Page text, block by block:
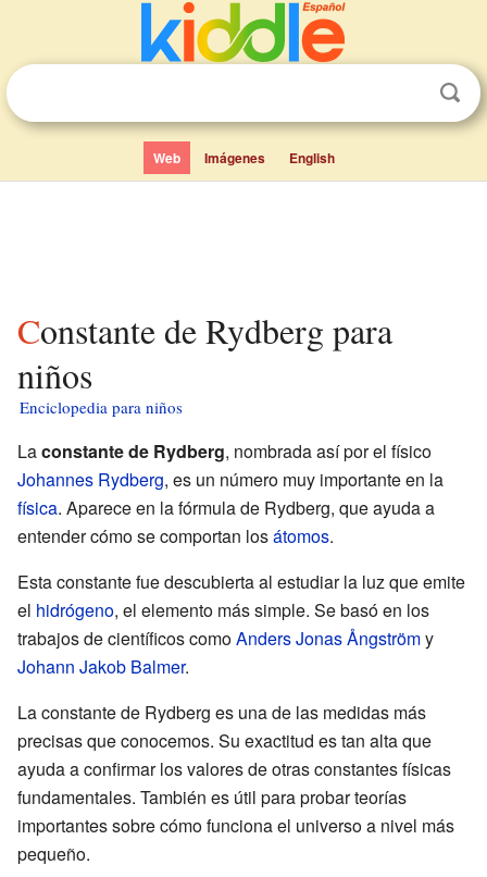
Web Imágenes English
Constante de Rydberg para
niños
Enciclopedia para niños
Laconstante de Rydberg, nombrada así por el físico
Johannes Rydberg, es un número muy importante en la
física. Aparece en la fórmula de Rydberg, que ayuda a
entender cómo se comportan losátomos.
Esta constante fue descubierta al estudiar la luz que emite
el hidrógeno, el elemento más simple. Se basó en los
trabajos de científicos comoAnders Jonas Ångströmy
Johann Jakob Balmer.
La constante de Rydberg es una de las medidas más
precisas que conocemos. Su exactitud es tan alta que
ayuda a confirmar los valores de otras constantes físicas
fundamentales. También es útil para probar teorías
importantes sobre cómo funciona el universo a nivel más
pequeño.